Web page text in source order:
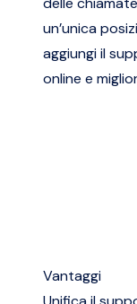
un’unica
aggiungi il
online e
Vantaggi